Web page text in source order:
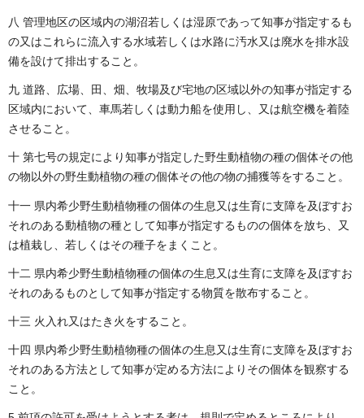
八 管理地区の区域内の湖沼若しくは湿原であって知事が指定するも
の又はこれらに流入する水域若しくは水路に汚水又は廃水を排水設
備を設けて排出すること。
九 道路、広場、田、畑、牧場及び宅地の区域以外の知事が指定する
区域内において、車馬若しくは動力船を使用し、又は航空機を着陸
させること。
十 第七号の規定により知事が指定した野生動植物の種の個体その他
の物以外の野生動植物の種の個体その他の物の捕獲等をすること。
十一 県内希少野生動植物種の個体の生息又は生育に支障を及ぼすお
それのある動植物の種として知事が指定するものの個体を放ち、又
は植栽し、若しくはその種子をまくこと。
十二 県内希少野生動植物種の個体の生息又は生育に支障を及ぼすお
それのあるものとして知事が指定する物質を散布すること。
十三 火入れ又はたき火をすること。
十四 県内希少野生動植物種の個体の生息又は生育に支障を及ぼすお
それのある方法として知事が定める方法によりその個体を観察する
こと。